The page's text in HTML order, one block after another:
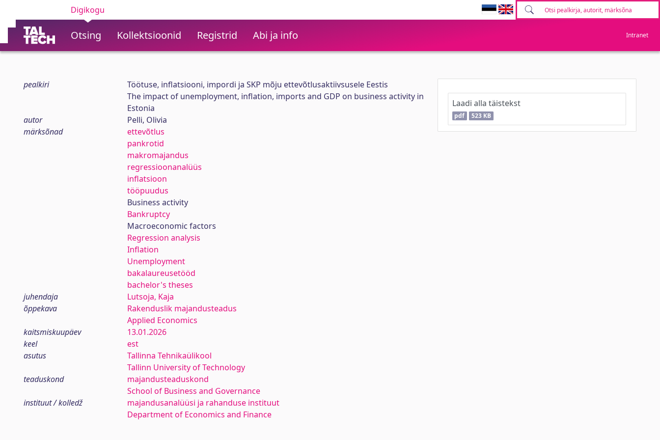
Digikogu
Otsing Kollektsioonid Registrid Abi ja info Intranet
pealkiri
Töötuse, inflatsiooni, impordi ja SKP mõju ettevõtlusaktiivsusele Eestis
The impact of unemployment, inflation, imports and GDP on business activity in
Estonia
autor
Pelli, Olivia
märksõnad
ettevõtlus
pankrotid
makromajandus
regressioonanalüüs
inflatsioon
tööpuudus
Business activity
Bankruptcy
Macroeconomic factors
Regression analysis
Inflation
Unemployment
bakalaureusetööd
bachelor's theses
juhendaja
Lutsoja, Kaja
õppekava
Rakenduslik majandusteadus
Applied Economics
kaitsmiskuupäev
13.01.2026
keel
est
asutus
Tallinna Tehnikaülikool
Tallinn University of Technology
teaduskond
majandusteaduskond
School of Business and Governance
instituut / kolledž
majandusanalüüsi ja rahanduse instituut
Department of Economics and Finance
Laadi alla täistekst
pdf 523 KB